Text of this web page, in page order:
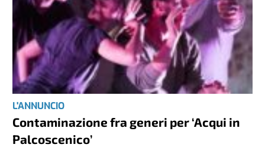
L'ANNUNCIO
Contaminazione fra generi per ‘Acqui in
Palcoscenico’